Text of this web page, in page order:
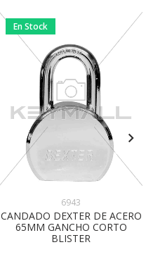
En Stock
6943
CANDADO DEXTER DE ACERO
65MM GANCHO CORTO
BLISTER